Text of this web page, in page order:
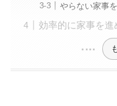
やらない家事
効率的に家事を進